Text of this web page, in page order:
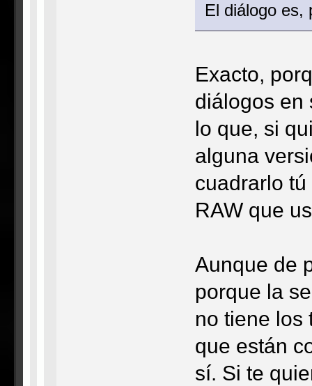
El diálogo es,
Exacto,
diálogos en
lo que, si
alguna
cuadrarlo
RAW que
Aunque de
porque la
no tiene los
que están
sí. Si te